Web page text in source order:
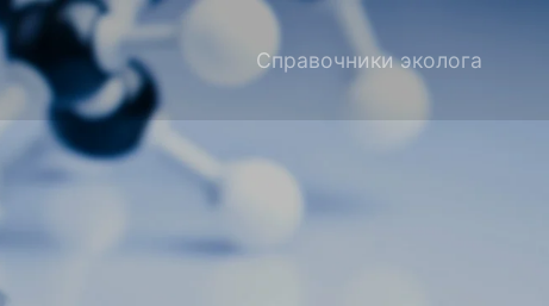
Справочники эколога